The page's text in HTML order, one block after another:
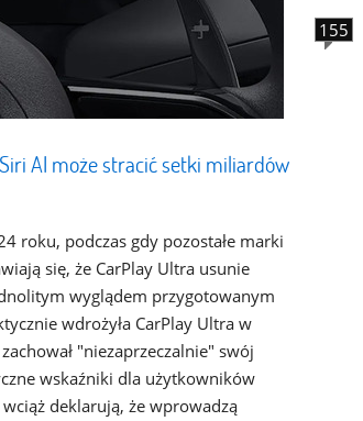
AI może stracić setki miliardów
roku, podczas gdy pozostałe marki
się, że CarPlay Ultra usunie
wyglądem przygotowanym
wdrożyła CarPlay Ultra w
"niezaprzeczalnie" swój
wskaźniki dla użytkowników
deklarują, że wprowadzą
155